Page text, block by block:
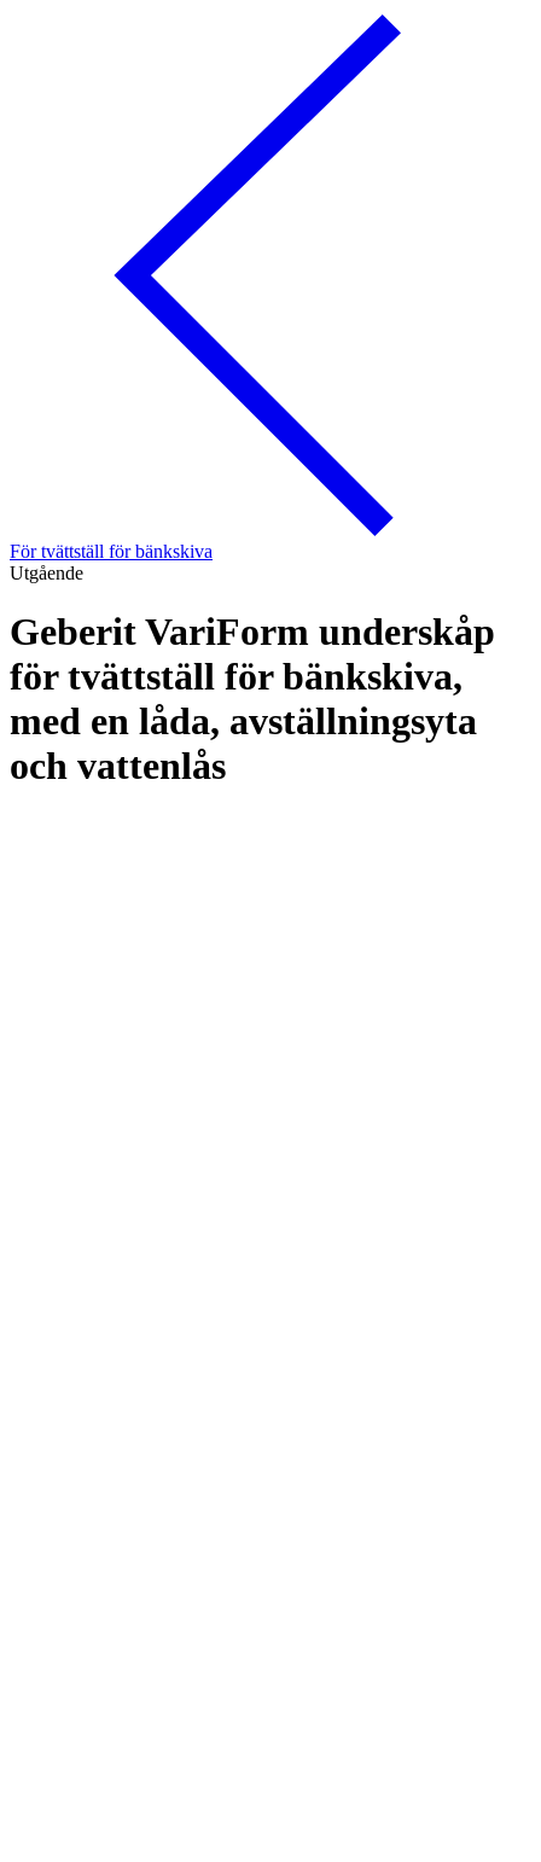
För tvättställ för bänkskiva
Utgående
Geberit VariForm underskåp
för tvättställ för bänkskiva,
med en låda, avställningsyta
och vattenlås